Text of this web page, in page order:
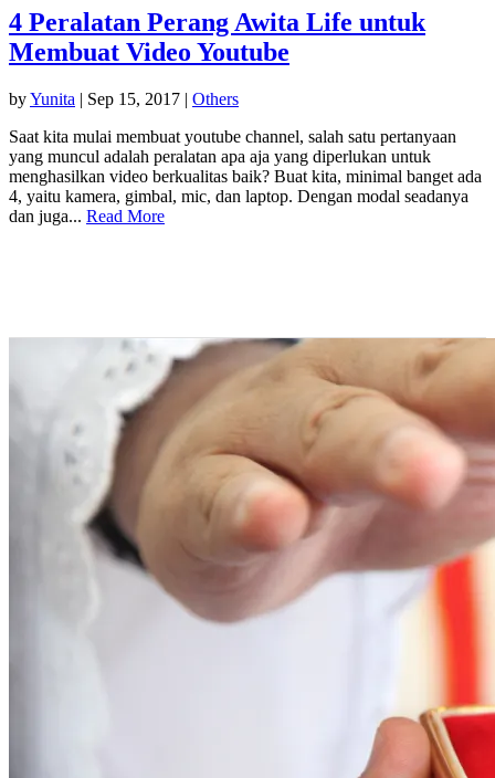
4 Peralatan Perang Awita Life untuk
Membuat Video Youtube
byYunita | Sep 15, 2017 | Others
Saat kita mulai membuat youtube channel, salah satu pertanyaan
yang muncul adalah peralatan apa aja yang diperlukan untuk
menghasilkan video berkualitas baik? Buat kita, minimal banget ada
4, yaitu kamera, gimbal, mic, dan laptop. Dengan modal seadanya
dan juga... Read More